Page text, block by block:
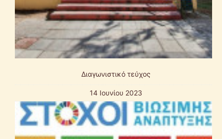
Διαγωνιστικό τεύχος
14 Ιουνίου 2023